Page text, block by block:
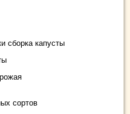
сборка капусты
сортов